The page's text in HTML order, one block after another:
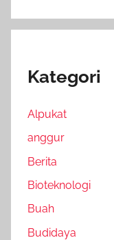
Kategori
Alpukat
anggur
Berita
Bioteknologi
Buah
Budidaya